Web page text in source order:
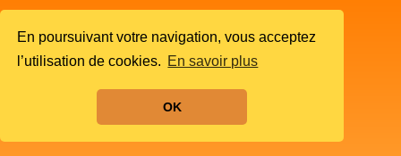
En poursuivant votre navigation, vous acceptez
l’utilisation de cookies. En savoir plus
OK